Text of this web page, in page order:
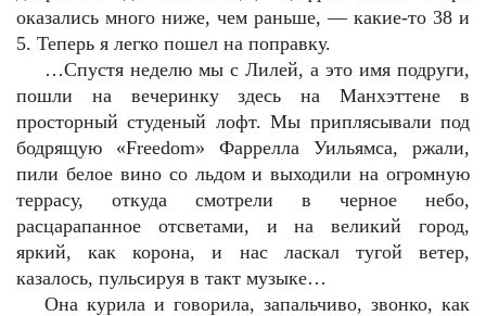
оказались много ниже, чем раньше, — какие-то 38 и
5. Теперь я легко пошел на поправку.
…Спустя неделю мы с Лилей, а это имя подруги,
пошли на вечеринку здесь на Манхэттене в
просторный студеный лофт. Мы приплясывали под
бодрящую «Freedom» Фаррелла Уильямса, ржали,
пили белое вино со льдом и выходили на огромную
террасу, откуда смотрели в черное небо,
расцарапанное отсветами, и на великий город,
яркий, как корона, и нас ласкал тугой ветер,
казалось, пульсируя в такт музыке…
Она курила и говорила, запальчиво, звонко, как